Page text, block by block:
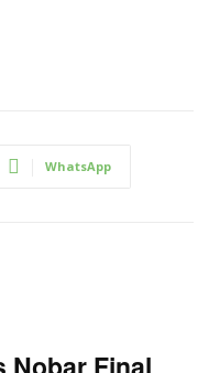
WhatsApp
Nobar Final